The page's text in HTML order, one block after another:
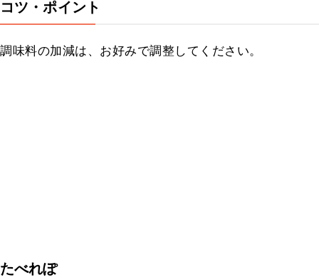
コツ・ポイント
調味料の加減は、お好みで調整してください。
たべれぽ